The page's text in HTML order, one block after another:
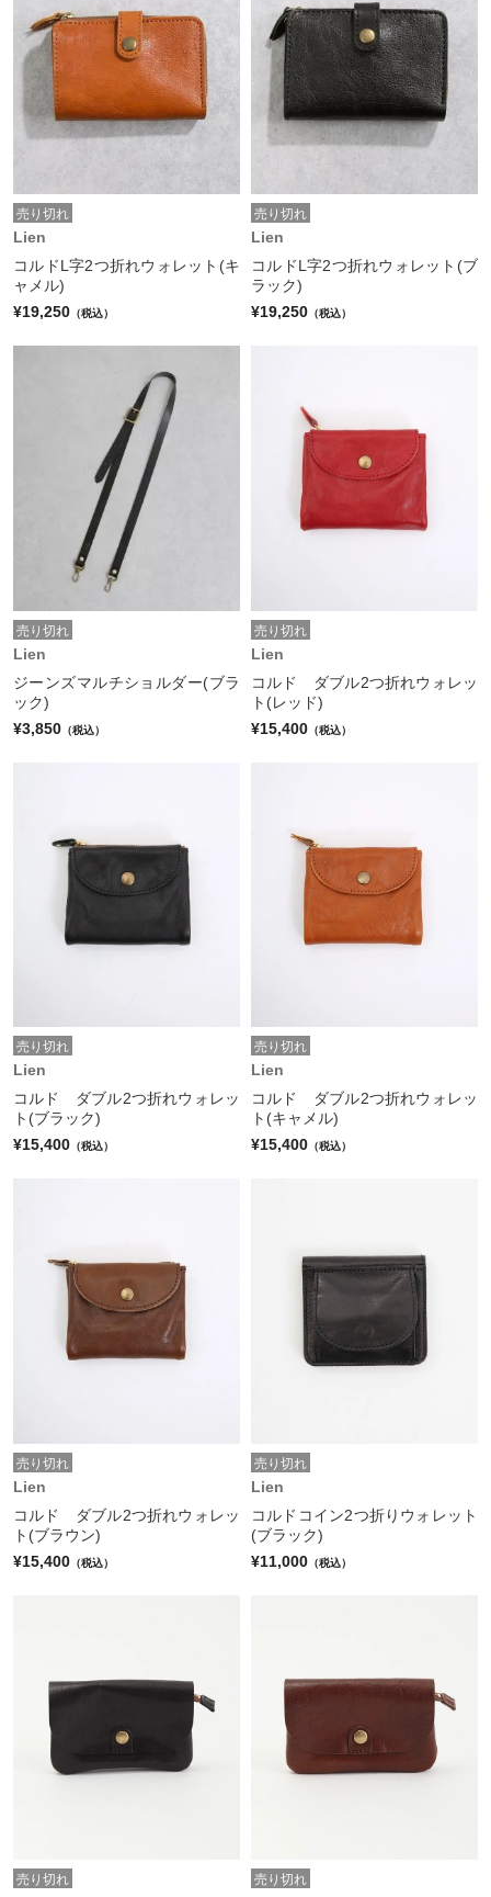
売り切れ
Lien
コルドL字2つ折れウォレット(キ
ャメル)
¥19,250 （税込）
売り切れ
Lien
コルドL字2つ折れウォレット(ブ
ラック)
¥19,250 （税込）
売り切れ
Lien
ジーンズマルチショルダー(ブラ
ック)
¥3,850 （税込）
売り切れ
Lien
コルド ダブル2つ折れウォレッ
ト(レッド)
¥15,400 （税込）
売り切れ
Lien
コルド ダブル2つ折れウォレッ
ト(ブラック)
¥15,400 （税込）
売り切れ
Lien
コルド ダブル2つ折れウォレッ
ト(キャメル)
¥15,400 （税込）
売り切れ
Lien
コルド ダブル2つ折れウォレッ
ト(ブラウン)
¥15,400 （税込）
売り切れ
Lien
コルドコイン2つ折りウォレット
(ブラック)
¥11,000 （税込）
売り切れ 売り切れ